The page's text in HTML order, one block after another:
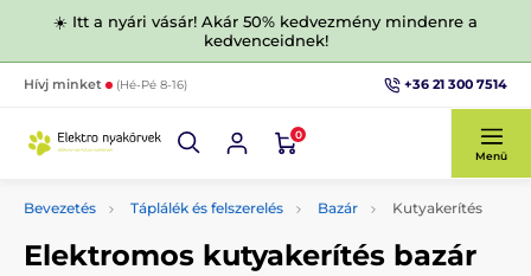
☀️ Itt a nyári vásár! Akár 50% kedvezmény mindenre a
kedvenceidnek!
Hívj minket (Hé-Pé 8-16) +36 21 300 7514
0
Menü
Bevezetés Táplálék és felszerelés Bazár Kutyakerítés
Elektromos kutyakerítés bazár